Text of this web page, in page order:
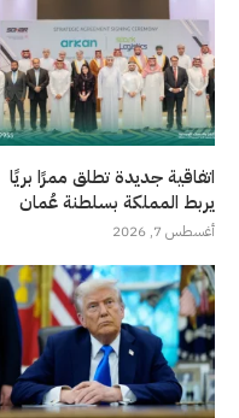
اتفاقية جديدة تطلق ممرًا بريًا
يربط المملكة بسلطنة عُمان
أغسطس 7, 2026